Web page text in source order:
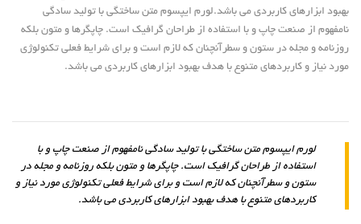
بهبود ابزارهای کاربردی می باشد.لورم ایپسوم متن ساختگی با تولید سادگی
نامفهوم از صنعت چاپ و با استفاده از طراحان گرافیک است. چاپگرها و متون بلکه
روزنامه و مجله در ستون و سطرآنچنان که لازم است و برای شرایط فعلی تکنولوژی
مورد نیاز و کاربردهای متنوع با هدف بهبود ابزارهای کاربردی می باشد.
لورم ایپسوم متن ساختگی با تولید سادگی نامفهوم از صنعت چاپ و با
استفاده از طراحان گرافیک است. چاپگرها و متون بلکه روزنامه و مجله در
ستون و سطرآنچنان که لازم است و برای شرایط فعلی تکنولوژی مورد نیاز و
کاربردهای متنوع با هدف بهبود ابزارهای کاربردی می باشد.